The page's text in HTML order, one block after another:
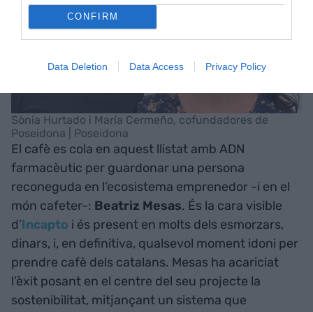
CONFIRM
Data Deletion Data Access Privacy Policy
Sònia Hurtado i María Cermeño, cofundadores de
Poseidona | Poseidona
El cafè es cola en aquest llistat amb ADN
farmacèutic per guardonar una persona
reconeguda en l’ecosistema emprenedor -i en el
món cafeter-: Beatriz Mesas. És la cara visible
d’Incapto i és present en molts dels esmorzars,
dinars, i, en definitiva, qualsevol moment idoni per
prendre cafè dels catalans. Mesas ha acariciat
l’èxit posant en el centre del seu projecte la
sostenibilitat, mitjançant un sistema que